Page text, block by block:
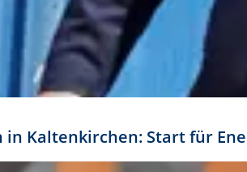
in Kaltenkirchen: Start für